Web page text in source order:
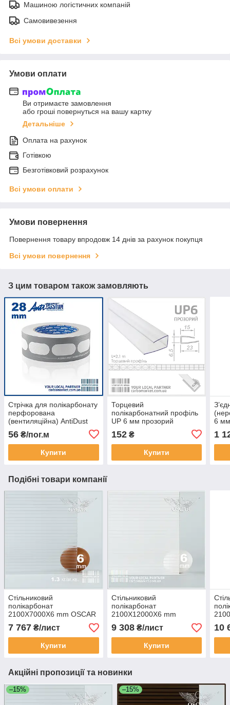
Машиною логістичних компаній
Самовивезення
Всі умови доставки
Умови оплати
Ви отримаєте замовлення
або гроші повернуться на вашу картку
Детальніше
Оплата на рахунок
Готівкою
Безготівковий розрахунок
Всі умови оплати
Умови повернення
Повернення товару впродовж 14 днів за рахунок покупця
Всі умови повернення
З цим товаром також замовляють
Стрічка для полікарбонату
перфорована
(вентиляційна) AntiDust
56 ₴/пог.м
Купити
Торцевий
полікарбонатний профіль
UP 6 мм прозорий
152₴
Купити
6
1
Подібні товари компанії
Стільниковий
полікарбонат
2100Х7000Х6 mm OSCAR
Premium прозорий Сербія
7 767 ₴/лист
Купити
Стільниковий
полікарбонат
2100Х12000Х6 mm
(опал)
9 308₴/лист
Купити
10
Акційні пропозиції та новинки
–15% –15%